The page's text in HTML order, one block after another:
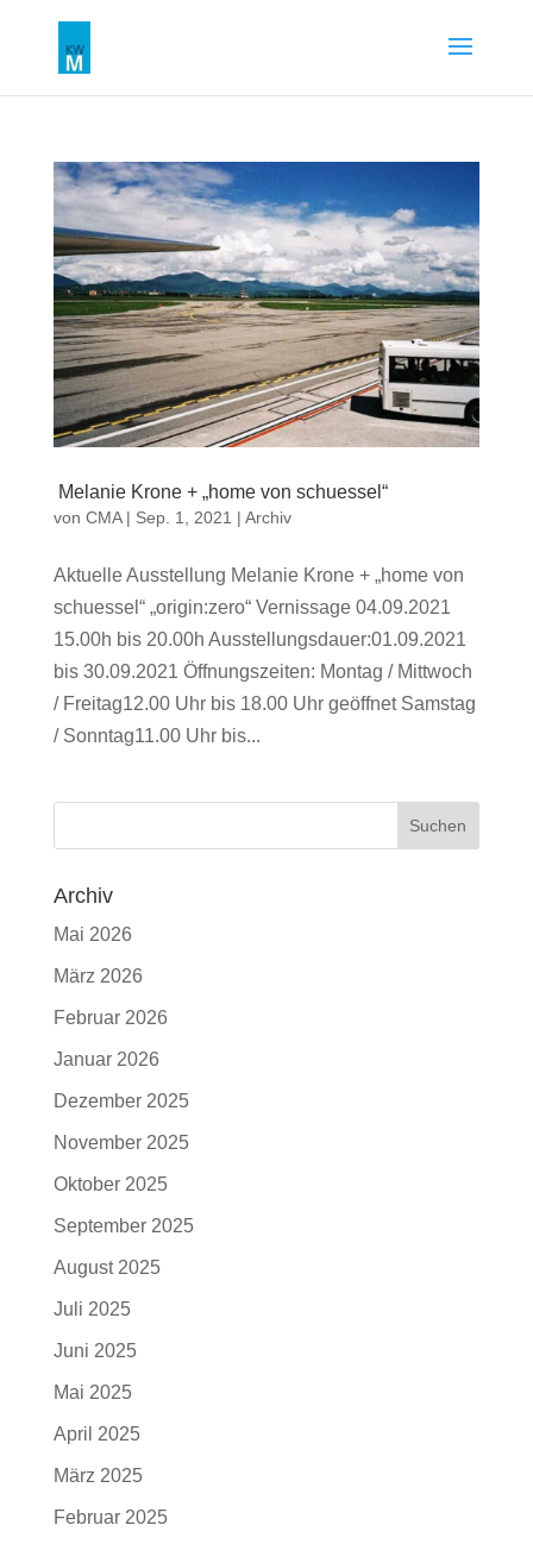
Melanie Krone + „home von schuessel“
von CMA| Sep. 1, 2021 | Archiv
Aktuelle Ausstellung Melanie Krone + „home von
schuessel“ „origin:zero“ Vernissage 04.09.2021
15.00h bis 20.00h Ausstellungsdauer:01.09.2021
bis 30.09.2021 Öffnungszeiten: Montag / Mittwoch
/ Freitag12.00 Uhr bis 18.00 Uhr geöffnet Samstag
/ Sonntag11.00 Uhr bis...
Archiv
Mai 2026
März 2026
Februar 2026
Januar 2026
Dezember 2025
November 2025
Oktober 2025
September 2025
August 2025
Juli 2025
Juni 2025
Mai 2025
April 2025
März 2025
Februar 2025